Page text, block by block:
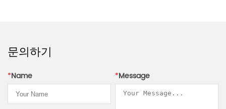
문의하기
*Name *Message